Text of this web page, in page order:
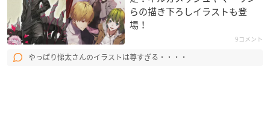
らの描き下ろしイラストも登
場！
9コメント
やっぱり悌太さんのイラストは尊すぎる・・・・